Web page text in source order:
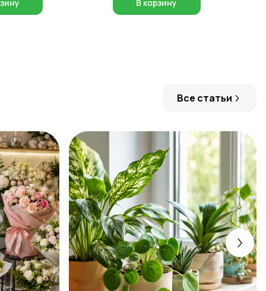
В корзину
Все статьи